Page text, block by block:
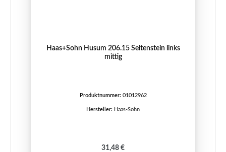
Haas+Sohn Husum 206.15 Seitenstein links
mittig
Produktnummer: 01012962
Hersteller: Haas-Sohn
Regulärer Preis:
31,48 €